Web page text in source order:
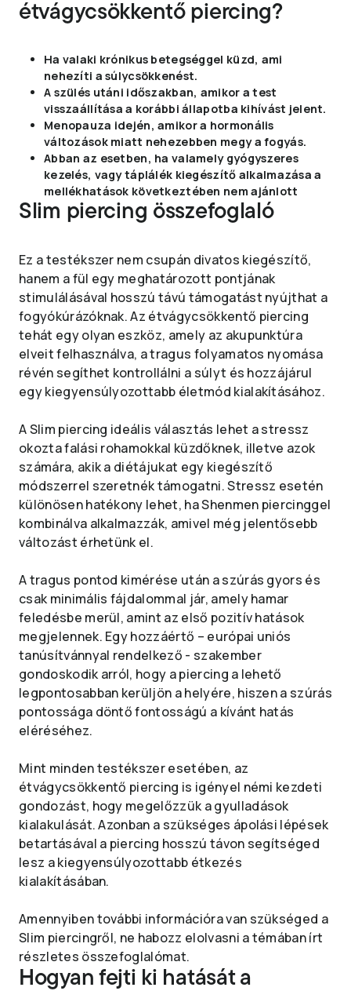
étvágycsökkentő piercing?
Ha valaki krónikus betegséggel küzd, ami
nehezíti a súlycsökkenést.
A szülés utáni időszakban, amikor a test
visszaállítása a korábbi állapotba kihívást jelent.
Menopauza idején, amikor a hormonális
változások miatt nehezebben megy a fogyás.
Abban az esetben, ha valamely gyógyszeres
kezelés, vagy táplálék kiegészítő alkalmazása a
mellékhatások következtében nem ajánlott
Slim piercing összefoglaló
Ez a testékszer nem csupán divatos kiegészítő,
hanem a fül egy meghatározott pontjának
stimulálásával hosszú távú támogatást nyújthat a
fogyókúrázóknak. Az étvágycsökkentő piercing
tehát egy olyan eszköz, amely az akupunktúra
elveit felhasználva, a tragus folyamatos nyomása
révén segíthet kontrollálni a súlyt és hozzájárul
egy kiegyensúlyozottabb életmód kialakításához.
A Slim piercing ideális választás lehet a stressz
okozta falási rohamokkal küzdőknek, illetve azok
számára, akik a diétájukat egy kiegészítő
módszerrel szeretnék támogatni. Stressz esetén
különösen hatékony lehet, ha Shenmen piercinggel
kombinálva alkalmazzák, amivel még jelentősebb
változást érhetünk el.
A tragus pontod kimérése után a szúrás gyors és
csak minimális fájdalommal jár, amely hamar
feledésbe merül, amint az első pozitív hatások
megjelennek. Egy hozzáértő – európai uniós
tanúsítvánnyal rendelkező - szakember
gondoskodik arról, hogy a piercing a lehető
legpontosabban kerüljön a helyére, hiszen a szúrás
pontossága döntő fontosságú a kívánt hatás
eléréséhez.
Mint minden testékszer esetében, az
étvágycsökkentő piercing is igényel némi kezdeti
gondozást, hogy megelőzzük a gyulladások
kialakulását. Azonban a szükséges ápolási lépések
betartásával a piercing hosszú távon segítséged
lesz a kiegyensúlyozottabb étkezés
kialakításában.
Amennyiben további információra van szükséged a
Slim piercingről, ne habozz elolvasni a témában írt
részletes összefoglalómat.
Hogyan fejti ki hatását a